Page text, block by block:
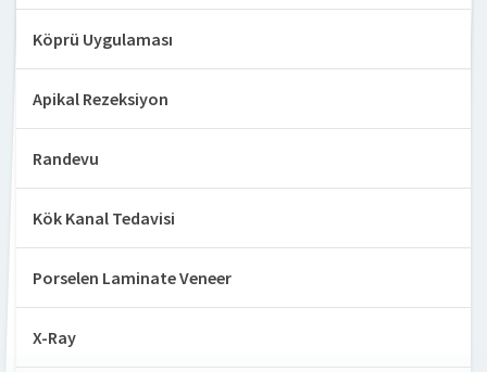
Köprü Uygulaması
Apikal Rezeksiyon
Randevu
Kök Kanal Tedavisi
Porselen Laminate Veneer
X-Ray